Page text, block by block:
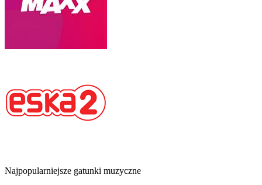
Najpopularniejsze gatunki muzyczne